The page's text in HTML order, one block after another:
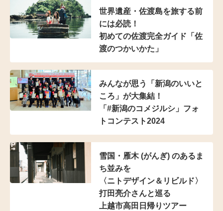
世界遺産・佐渡島を旅する前
には必読！
初めての佐渡完全ガイド 「佐
渡のつかいかた」
みんなが思う
「新潟のいいと
ころ」が大集結！
「#新潟のコメジルシ」 フォ
トコンテスト2024
雪国・雁木 (がんぎ) のある ま
ち並みを
〈ニトデザイン＆リビルド〉
打田亮介さんと巡る
上越市高田日帰りツアー